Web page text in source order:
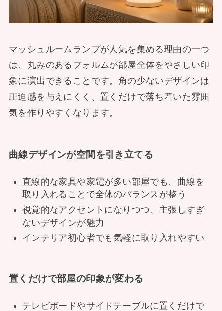
マッシュルームランプが人気を集める理由の一つ
は、丸みのあるフォルムが部屋全体をやさしい印
象に演出できることです。角の少ないデザインは
圧迫感を与えにくく、置くだけで落ち着いた雰囲
気を作りやすくなります。
曲線デザインが空間を引き立てる
直線的な家具や家電が多い部屋でも、曲線を
取り入れることで全体のバランスが整う
視覚的なアクセントになりつつ、主張しすぎ
ないデザインが魅力
インテリア初心者でも気軽に取り入れやすい
置くだけで部屋の印象が変わる
テレビボードやサイドテーブルに置くだけで